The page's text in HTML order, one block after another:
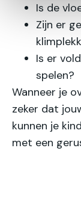
Is de
Zijn er
Is er
spelen?
Wanneer je
zeker dat
kunnen je
met een